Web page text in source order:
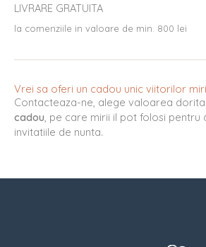
LIVRARE GRATUITA
la comenziile in valoare de min. 800 lei
Vrei sa oferi un cadou unic viitorilor
Contacteaza-ne, alege valoarea
cadou, pe care mirii il pot folosi pentru
invitatiile de nunta.